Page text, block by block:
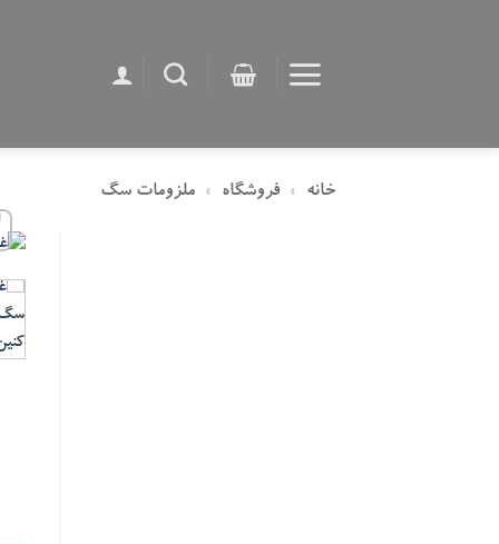
خانه » فروشگاه » ملزومات سگ